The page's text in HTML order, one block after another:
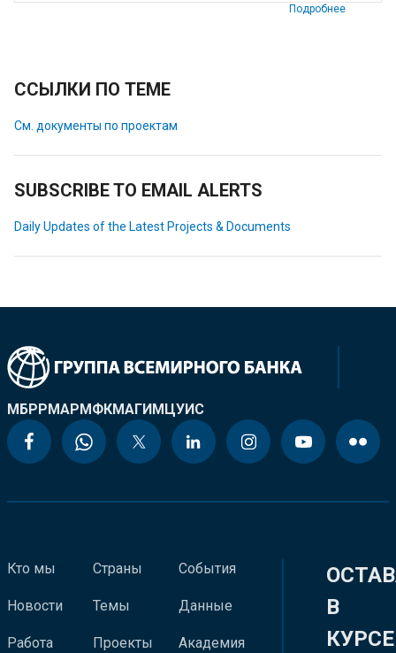
Подробнее
ССЫЛКИ ПО ТЕМЕ
См. документы по проектам
SUBSCRIBE TO EMAIL ALERTS
Daily Updates of the Latest Projects & Documents
МБРРМАРМФКМАГИМЦУИС
Кто мы
Новости
Работа
Страны
Темы
Проекты
События
Данные
Академия
В
КУРСЕ